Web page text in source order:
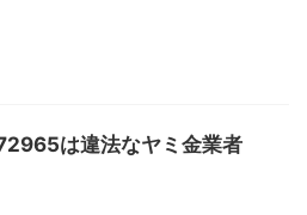
は違法なヤミ金業者